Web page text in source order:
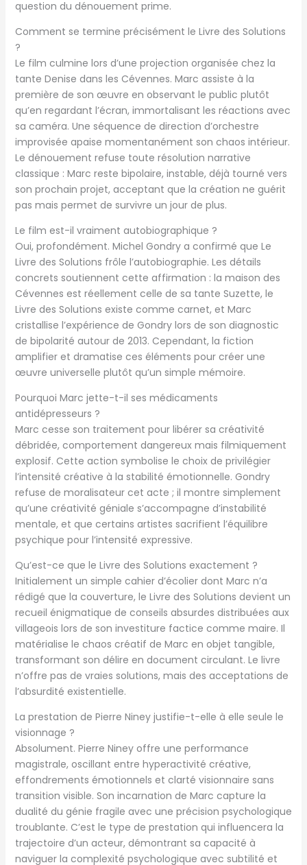
question du dénouement prime.
Comment se termine précisément le Livre des Solutions
?
Le film culmine lors d’une projection organisée chez la
tante Denise dans les Cévennes. Marc assiste à la
première de son œuvre en observant le public plutôt
qu’en regardant l’écran, immortalisant les réactions avec
sa caméra. Une séquence de direction d’orchestre
improvisée apaise momentanément son chaos intérieur.
Le dénouement refuse toute résolution narrative
classique : Marc reste bipolaire, instable, déjà tourné vers
son prochain projet, acceptant que la création ne guérit
pas mais permet de survivre un jour de plus.
Le film est-il vraiment autobiographique ?
Oui, profondément. Michel Gondry a confirmé que Le
Livre des Solutions frôle l’autobiographie. Les détails
concrets soutiennent cette affirmation : la maison des
Cévennes est réellement celle de sa tante Suzette, le
Livre des Solutions existe comme carnet, et Marc
cristallise l’expérience de Gondry lors de son diagnostic
de bipolarité autour de 2013. Cependant, la fiction
amplifier et dramatise ces éléments pour créer une
œuvre universelle plutôt qu’un simple mémoire.
Pourquoi Marc jette-t-il ses médicaments
antidépresseurs ?
Marc cesse son traitement pour libérer sa créativité
débridée, comportement dangereux mais filmiquement
explosif. Cette action symbolise le choix de privilégier
l’intensité créative à la stabilité émotionnelle. Gondry
refuse de moralisateur cet acte ; il montre simplement
qu’une créativité géniale s’accompagne d’instabilité
mentale, et que certains artistes sacrifient l’équilibre
psychique pour l’intensité expressive.
Qu’est-ce que le Livre des Solutions exactement ?
Initialement un simple cahier d’écolier dont Marc n’a
rédigé que la couverture, le Livre des Solutions devient un
recueil énigmatique de conseils absurdes distribuées aux
villageois lors de son investiture factice comme maire. Il
matérialise le chaos créatif de Marc en objet tangible,
transformant son délire en document circulant. Le livre
n’offre pas de vraies solutions, mais des acceptations de
l’absurdité existentielle.
La prestation de Pierre Niney justifie-t-elle à elle seule le
visionnage ?
Absolument. Pierre Niney offre une performance
magistrale, oscillant entre hyperactivité créative,
effondrements émotionnels et clarté visionnaire sans
transition visible. Son incarnation de Marc capture la
dualité du génie fragile avec une précision psychologique
troublante. C’est le type de prestation qui influencera la
trajectoire d’un acteur, démontrant sa capacité à
naviguer la complexité psychologique avec subtilité et